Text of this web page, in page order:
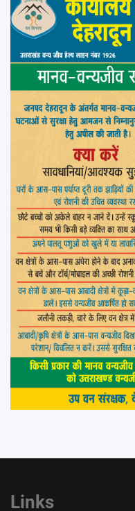
Links